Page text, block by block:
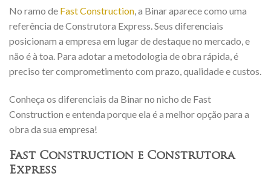
No ramo de Fast Construction, a Binar aparece como uma
referência de Construtora Express. Seus diferenciais
posicionam a empresa em lugar de destaque no mercado, e
não é à toa. Para adotar a metodologia de obra rápida, é
preciso ter comprometimento com prazo, qualidade e custos.
Conheça os diferenciais da Binar no nicho de Fast
Construction e entenda porque ela é a melhor opção para a
obra da sua empresa!
Fast Construction e Construtora
Express